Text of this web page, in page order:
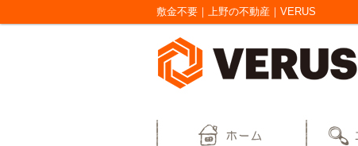
敷金不要｜上野の不動産｜VERUS